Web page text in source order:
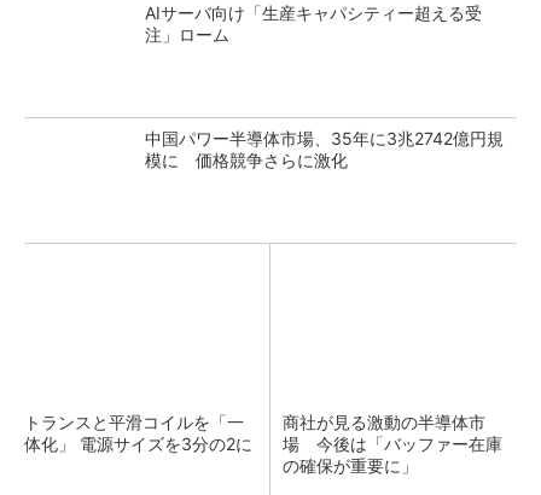
AIサーバ向け「生産キャパシティー超える受
注」ローム
中国パワー半導体市場、35年に3兆2742億円規
模に 価格競争さらに激化
トランスと平滑コイルを「一
体化」 電源サイズを3分の2に
商社が見る激動の半導体市
場 今後は「バッファー在庫
の確保が重要に」